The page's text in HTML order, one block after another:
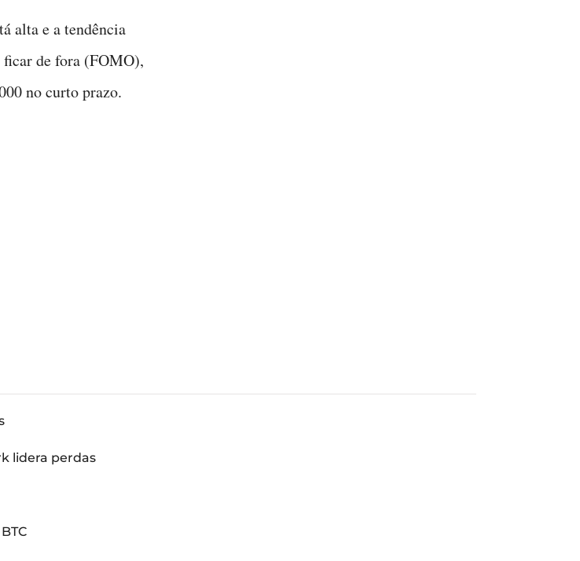
alta e a tendência
ficar de fora (FOMO),
no curto prazo.
lidera perdas